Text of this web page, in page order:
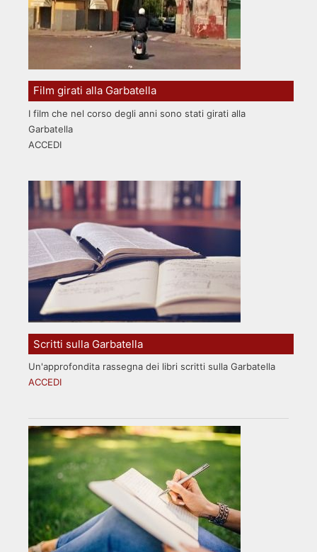
Film girati alla Garbatella
I film che nel corso degli anni sono stati girati alla
Garbatella
ACCEDI
Scritti sulla Garbatella
Un'approfondita rassegna dei libri scritti sulla Garbatella
ACCEDI